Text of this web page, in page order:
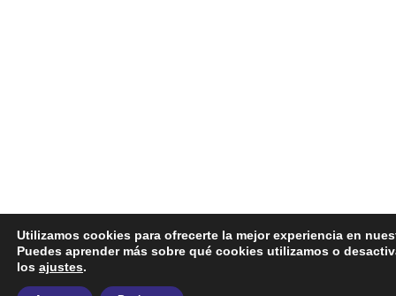
Utilizamos cookies para ofrecerte la mejor experiencia en
Puedes aprender más sobre qué cookies utilizamos o
los ajustes.